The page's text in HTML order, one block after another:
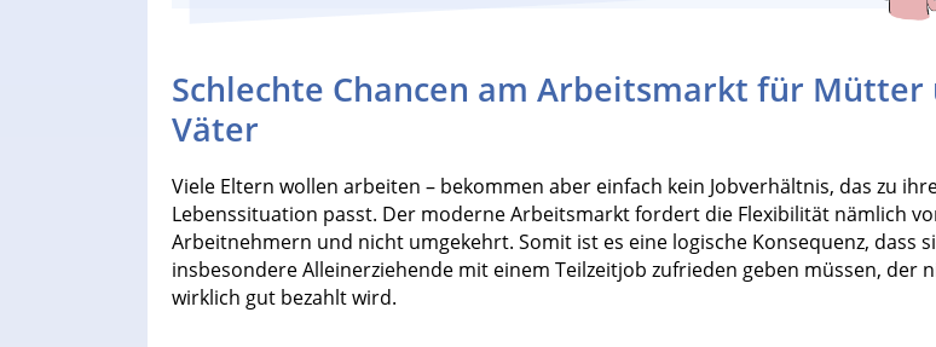
Schlechte Chancen am Arbeitsmarkt für Mütter
Väter
Viele Eltern wollen arbeiten – bekommen aber einfach kein Jobverhältnis, das zu
Lebenssituation passt. Der moderne Arbeitsmarkt fordert die Flexibilität nämlich
Arbeitnehmern und nicht umgekehrt. Somit ist es eine logische Konsequenz, dass
insbesondere Alleinerziehende mit einem Teilzeitjob zufrieden geben müssen, der
wirklich gut bezahlt wird.
Heimarbeit ohne PC: Die